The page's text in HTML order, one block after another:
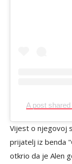
A post
Vijest o njegovoj
prijatelj iz benda
otkrio da je Alen